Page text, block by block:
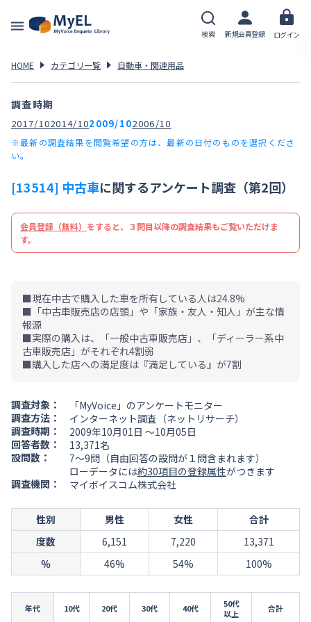
検索 新規会員登録 ログイン
HOME カテゴリ一覧 自動車・関連用品
調査時期
2017/102014/102009/102006/10
※最新の調査結果を閲覧希望の方は、最新の日付のものを選択くださ
い。
[13514] 中古車に関するアンケート調査（第2回）
会員登録（無料） をすると、３問目以降の調査結果もご覧いただけま
す。
■現在中古で購入した車を所有している人は24.8%
■「中古車販売店の店頭」や「家族・友人・知人」が主な情
報源
■実際の購入は、「一般中古車販売店」、「ディーラー系中
古車販売店」がそれぞれ4割弱
■購入した店への満足度は『満足している』が7割
調査対象：
「MyVoice」のアンケートモニター
調査方法：
インターネット調査（ネットリサーチ）
調査時期：
2009年10月01日 ～10月05日
回答者数：
13,371名
設問数：
7～9問（自由回答の設問が１問含まれます）
ローデータには約30項目の登録属性がつきます
調査機関：
マイボイスコム株式会社
性別 男性 女性
合計
度数
6,151 7,220
13,371
％
46% 54% 100%
年代 10代 20代 30代 40代
50代
以上
合計